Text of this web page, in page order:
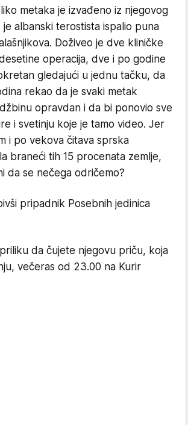
metaka je izvađeno iz njegovog
albanski terostista ispalio puna
Doživeo je dve kliničke
operacija, dve i po godine
gledajući u jednu tačku, da
rekao da je svaki metak
opravdan i da bi ponovio sve
i svetinju koje je tamo video. Jer
i po vekova čitava sprska
braneći tih 15 procenata zemlje,
da se nečega odričemo?
pripadnik Posebnih jedinica
da čujete njegovu priču, koja
večeras od 23.00 na Kurir